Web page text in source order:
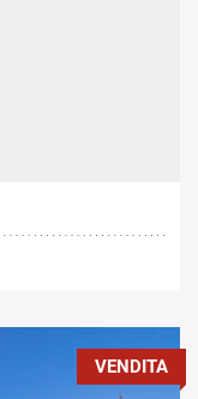
VENDITA